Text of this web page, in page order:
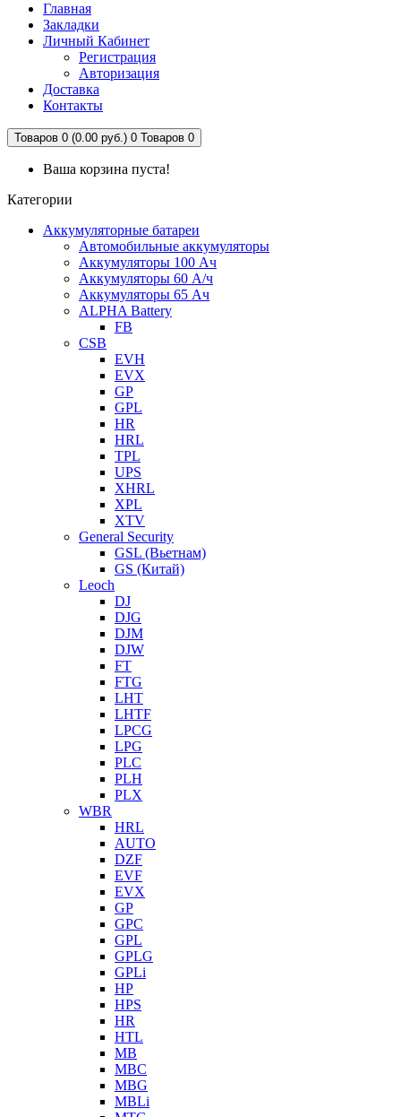
Главная
Закладки
Личный Кабинет
Регистрация
Авторизация
Доставка
Контакты
Товаров 0 (0.00 руб.) 0 Товаров 0
Ваша корзина пуста!
Категории
Аккумуляторные батареи
Автомобильные аккумуляторы
Аккумуляторы 100 Ач
Аккумуляторы 60 А/ч
Аккумуляторы 65 Ач
ALPHA Battery
FB
CSB
EVH
EVX
GP
GPL
HR
HRL
TPL
UPS
XHRL
XPL
XTV
General Security
GSL (Вьетнам)
GS (Китай)
Leoch
DJ
DJG
DJM
DJW
FT
FTG
LHT
LHTF
LPCG
LPG
PLC
PLH
PLX
WBR
HRL
AUTO
DZF
EVF
EVX
GP
GPC
GPL
GPLG
GPLi
HP
HPS
HR
HTL
MB
MBC
MBG
MBLi